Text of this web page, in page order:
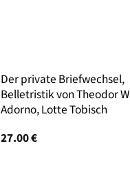
Der private Briefwechsel,
Belletristik von Theodor W
Adorno, Lotte Tobisch
27.00€